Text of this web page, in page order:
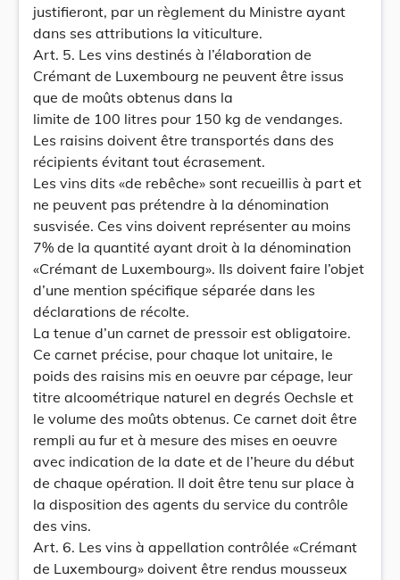
justifieront, par un règlement du Ministre ayant
dans ses attributions la viticulture.
Art. 5. Les vins destinés à l’élaboration de
Crémant de Luxembourg ne peuvent être issus
que de moûts obtenus dans la
limite de 100 litres pour 150 kg de vendanges.
Les raisins doivent être transportés dans des
récipients évitant tout écrasement.
Les vins dits «de rebêche» sont recueillis à part et
ne peuvent pas prétendre à la dénomination
susvisée. Ces vins doivent représenter au moins
7% de la quantité ayant droit à la dénomination
«Crémant de Luxembourg». Ils doivent faire l’objet
d’une mention spécifique séparée dans les
déclarations de récolte.
La tenue d’un carnet de pressoir est obligatoire.
Ce carnet précise, pour chaque lot unitaire, le
poids des raisins mis en oeuvre par cépage, leur
titre alcoométrique naturel en degrés Oechsle et
le volume des moûts obtenus. Ce carnet doit être
rempli au fur et à mesure des mises en oeuvre
avec indication de la date et de l’heure du début
de chaque opération. Il doit être tenu sur place à
la disposition des agents du service du contrôle
des vins.
Art. 6. Les vins à appellation contrôlée «Crémant
de Luxembourg» doivent être rendus mousseux